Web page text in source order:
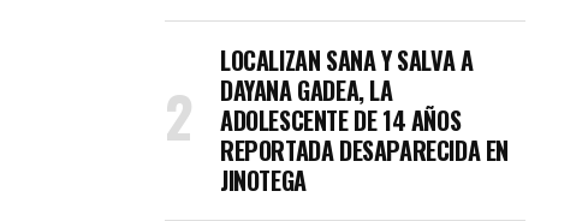
LOCALIZAN SANA Y SALVA A
DAYANA GADEA, LA
ADOLESCENTE DE 14 AÑOS
REPORTADA DESAPARECIDA EN
JINOTEGA